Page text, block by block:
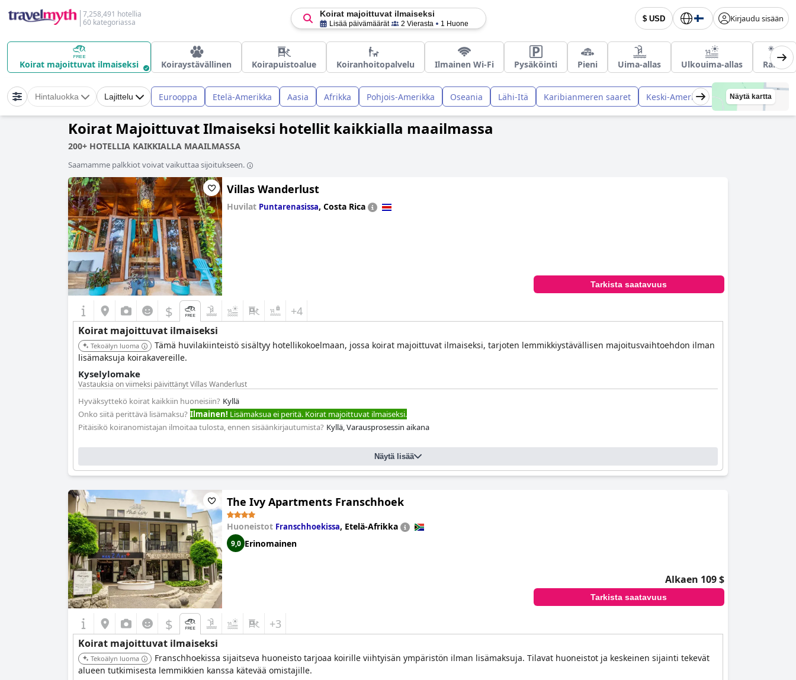
7,258,491 hotellia
60 kategoriassa
$ USD Kirjaudu sisään
Koirat majoittuvat ilmaiseksi
Lisää päivämäärät 2 Vierasta 1 Huone
Koirat majoittuvat ilmaiseksi Koiraystävällinen Koirapuistoalue Koiranhoitopalvelu Ilmainen Wi-Fi Pysäköinti Pieni Uima-allas Ulkouima-allas Ranta
Hintaluokka Lajittelu Eurooppa Etelä-Amerikka Aasia Afrikka Pohjois-Amerikka Oseania Lähi-Itä Karibianmeren saaret Keski-Amerikka Näytä kartta
Koirat Majoittuvat Ilmaiseksi hotellit kaikkialla maailmassa
200+ HOTELLIA KAIKKIALLA MAAILMASSA
Saamamme palkkiot voivat vaikuttaa sijoitukseen.
Villas Wanderlust
Huvilat Puntarenasissa, Costa Rica
Tarkista saatavuus
$ +4
Koirat majoittuvat ilmaiseksi
Tekoälyn luoma
Tämä huvilakiinteistö sisältyy hotellikokoelmaan, jossa koirat majoittuvat ilmaiseksi, tarjoten lemmikkiystävällisen majoitusvaihtoehdon ilman
lisämaksuja koirakavereille.
Kyselylomake
Vastauksia on viimeksi päivittänyt Villas Wanderlust
Hyväksyttekö koirat kaikkiin huoneisiin? Kyllä
Onko siitä perittävä lisämaksu? Ilmainen! Lisämaksua ei peritä. Koirat majoittuvat ilmaiseksi.
Pitäisikö koiranomistajan ilmoitaa tulosta, ennen sisäänkirjautumista? Kyllä, Varausprosessin aikana
Näytä lisää
The Ivy Apartments Franschhoek
Huoneistot Franschhoekissa, Etelä-Afrikka
9,0 Erinomainen
Alkaen 109 $
Tarkista saatavuus
$ +3
Koirat majoittuvat ilmaiseksi
Tekoälyn luoma
Franschhoekissa sijaitseva huoneisto tarjoaa koirille viihtyisän ympäristön ilman lisämaksuja. Tilavat huoneistot ja keskeinen sijainti tekevät
alueen tutkimisesta lemmikkien kanssa kätevää omistajille.